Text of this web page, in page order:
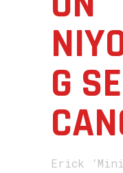
G
Erick ‘Mini